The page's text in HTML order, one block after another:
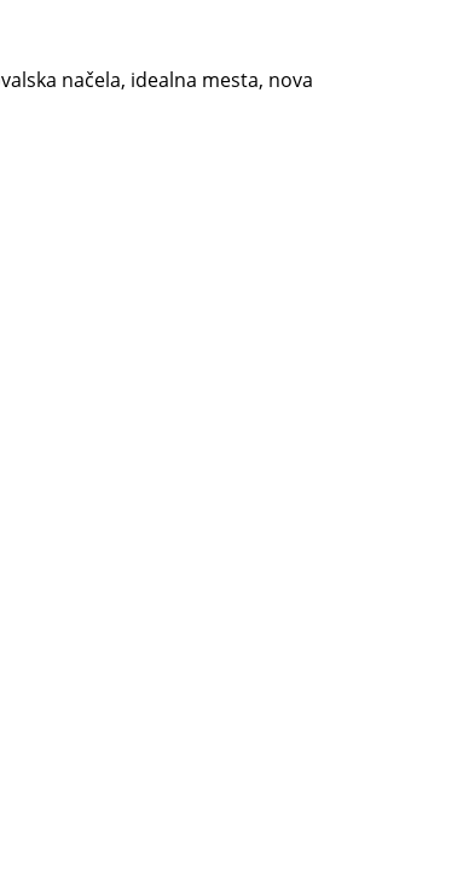
načela, idealna mesta, nova